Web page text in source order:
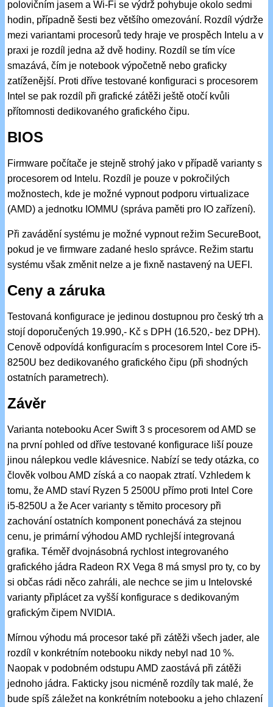
polovičním jasem a Wi-Fi se výdrž pohybuje okolo sedmi
hodin, případně šesti bez většího omezování. Rozdíl výdrže
mezi variantami procesorů tedy hraje ve prospěch Intelu a v
praxi je rozdíl jedna až dvě hodiny. Rozdíl se tím více
smazává, čím je notebook výpočetně nebo graficky
zatíženější. Proti dříve testované konfiguraci s procesorem
Intel se pak rozdíl při grafické zátěži ještě otočí kvůli
přítomnosti dedikovaného grafického čipu.
BIOS
Firmware počítače je stejně strohý jako v případě varianty s
procesorem od Intelu. Rozdíl je pouze v pokročilých
možnostech, kde je možné vypnout podporu virtualizace
(AMD) a jednotku IOMMU (správa paměti pro IO zařízení).
Při zavádění systému je možné vypnout režim SecureBoot,
pokud je ve firmware zadané heslo správce. Režim startu
systému však změnit nelze a je fixně nastavený na UEFI.
Ceny a záruka
Testovaná konfigurace je jedinou dostupnou pro český trh a
stojí doporučených 19.990,- Kč s DPH (16.520,- bez DPH).
Cenově odpovídá konfiguracím s procesorem Intel Core i5-
8250U bez dedikovaného grafického čipu (při shodných
ostatních parametrech).
Závěr
Varianta notebooku Acer Swift 3 s procesorem od AMD se
na první pohled od dříve testované konfigurace liší pouze
jinou nálepkou vedle klávesnice. Nabízí se tedy otázka, co
člověk volbou AMD získá a co naopak ztratí. Vzhledem k
tomu, že AMD staví Ryzen 5 2500U přímo proti Intel Core
i5-8250U a že Acer varianty s těmito procesory při
zachování ostatních komponent ponechává za stejnou
cenu, je primární výhodou AMD rychlejší integrovaná
grafika. Téměř dvojnásobná rychlost integrovaného
grafického jádra Radeon RX Vega 8 má smysl pro ty, co by
si občas rádi něco zahráli, ale nechce se jim u Intelovské
varianty připlácet za vyšší konfigurace s dedikovaným
grafickým čipem NVIDIA.
Mírnou výhodu má procesor také při zátěži všech jader, ale
rozdíl v konkrétním notebooku nikdy nebyl nad 10 %.
Naopak v podobném odstupu AMD zaostává při zátěži
jednoho jádra. Fakticky jsou nicméně rozdíly tak malé, že
bude spíš záležet na konkrétním notebooku a jeho chlazení